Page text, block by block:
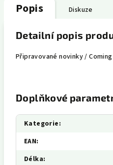
Popis Diskuze
Detailní popis
Připravované novinky /
Doplňkové
Kategorie:
EAN:
Délka: